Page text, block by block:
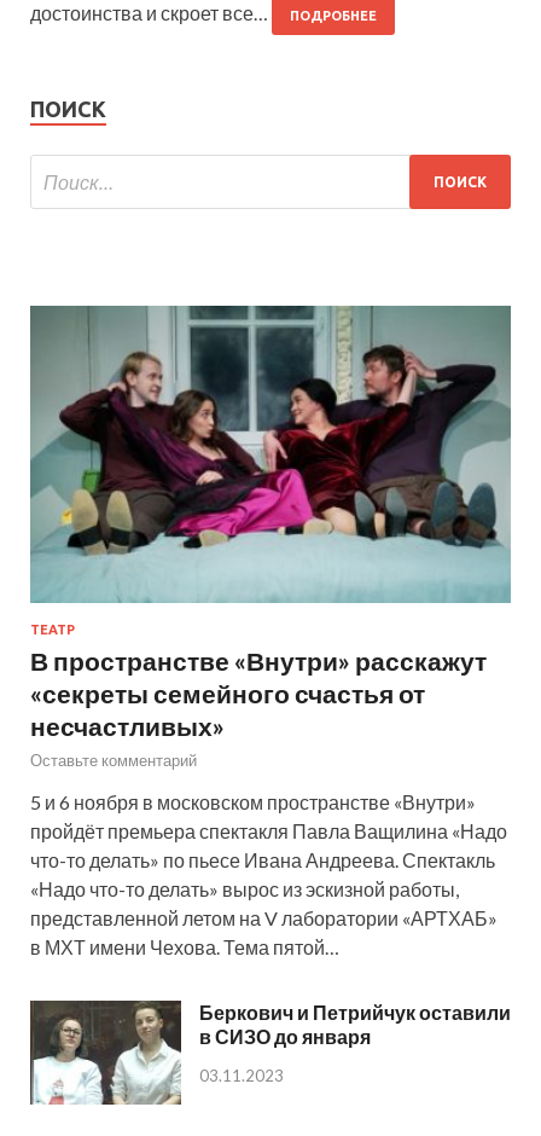
достоинства и скроет все…
ПОДРОБНЕЕ
ПОИСК
ТЕАТР
В пространстве «Внутри» расскажут
«секреты семейного счастья от
несчастливых»
Оставьте комментарий
5 и 6 ноября в московском пространстве «Внутри»
пройдёт премьера спектакля Павла Ващилина «Надо
что-то делать» по пьесе Ивана Андреева. Спектакль
«Надо что-то делать» вырос из эскизной работы,
представленной летом на V лаборатории «АРТХАБ»
в МХТ имени Чехова. Тема пятой…
Беркович и Петрийчук оставили
в СИЗО до января
03.11.2023